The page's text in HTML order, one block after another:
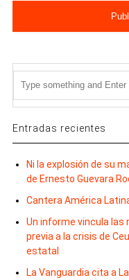
Entradas recientes
Ni la explosión de su
de Ernesto Guevara
Cantera América Latina
Un informe vincula las
previa a la crisis de
estatal
La Vanguardia cita a